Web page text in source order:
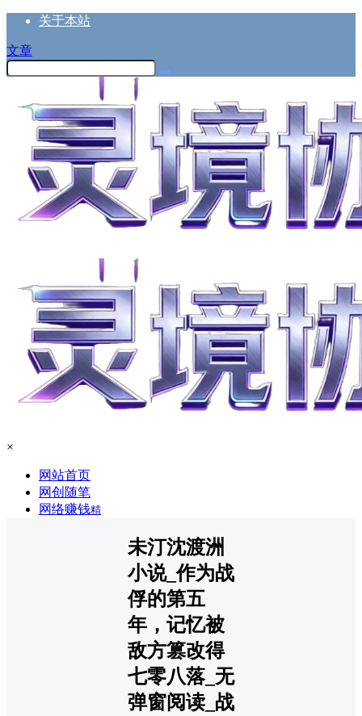
关于本站
文章
×
网站首页
网创随笔
网络赚钱精
未汀沈渡洲
小说_作为战
俘的第五
年，记忆被
敌方篡改得
七零八落_无
弹窗阅读_战